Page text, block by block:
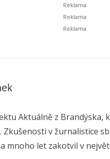
Aktuálně z Brandýska,
Zkušenosti v žurnalistice
mnoho let zakotvil v